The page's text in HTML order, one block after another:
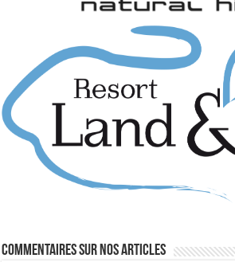
Commentaires sur nos articles